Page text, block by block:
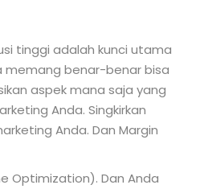
tinggi adalah kunci utama
memang benar-benar bisa
aspek mana saja yang
Anda. Singkirkan
Anda. Dan Margin
Optimization). Dan Anda